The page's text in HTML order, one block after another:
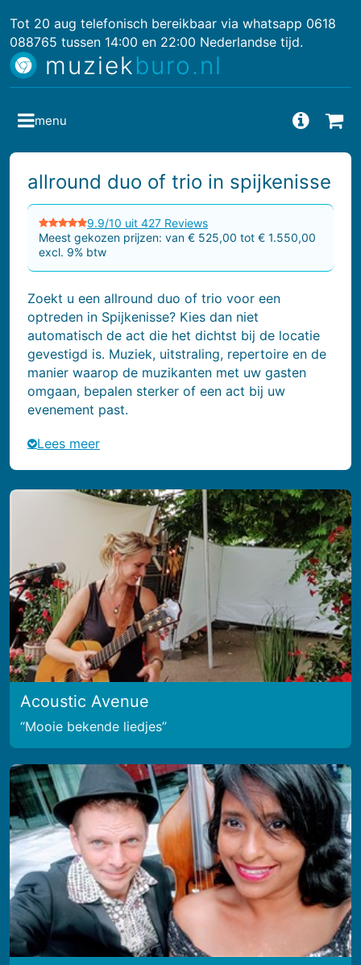
Tot 20 aug telefonisch bereikbaar via whatsapp 0618
088765 tussen 14:00 en 22:00 Nederlandse tijd.
muziekburo.nl
allround duo of trio in spijkenisse
9.9/10 uit 427 Reviews
Meest gekozen prijzen: van € 525,00 tot € 1.550,00
excl. 9% btw
Zoekt u een allround duo of trio voor een
optreden in Spijkenisse? Kies dan niet
automatisch de act die het dichtst bij de locatie
gevestigd is. Muziek, uitstraling, repertoire en de
manier waarop de muzikanten met uw gasten
omgaan, bepalen sterker of een act bij uw
evenement past.
Lees meer
Acoustic Avenue
Mooie bekende liedjes
menu